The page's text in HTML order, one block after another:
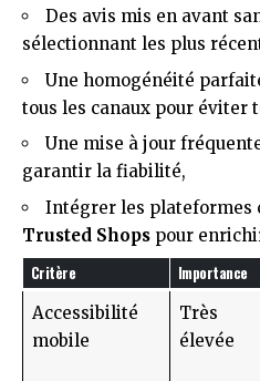
Des avis mis en avant
sélectionnant les plus
Une homogénéité
tous les canaux pour éviter
Une mise à jour
garantir la fiabilité,
Intégrer les plateformes
Trusted Shops pour
Critère Importance
Accessibilité
mobile
Très
élevée